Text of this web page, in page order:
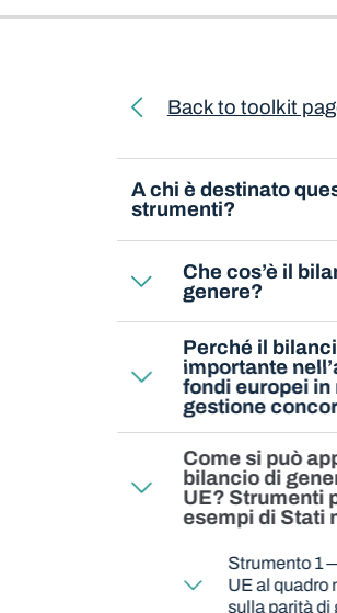
Toolkit navigation
Back to toolkit
A chi è destinato
strumenti?
Che cos’è il
genere?
Perché il
importante
fondi europei in
gestione
Come si può
bilancio di
UE? Strumenti
esempi di Stati
Strumento 1
UE al quadro
sulla parità di